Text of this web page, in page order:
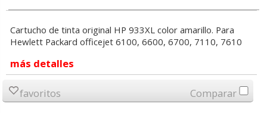
Cartucho de tinta original HP 933XL color amarillo. Para
Hewlett Packard officejet 6100, 6600, 6700, 7110, 7610
más detalles
favoritos Comparar